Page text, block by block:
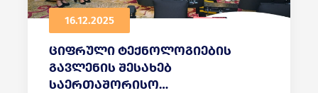
16.12.2025
ციფრული ტექნოლოგიების
გავლენის შესახებ
საერთაშორისო